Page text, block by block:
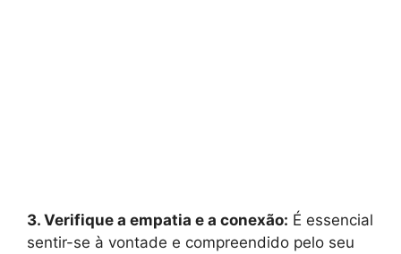
3. Verifique a empatia e a conexão: É essencial
sentir-se à vontade e compreendido pelo seu